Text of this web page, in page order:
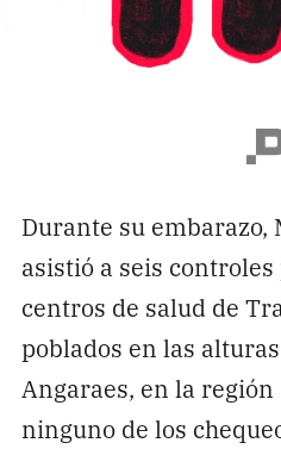
Durante su embarazo,
asistió a seis
centros de salud de
poblados en las
Angaraes, en la
ninguno de los